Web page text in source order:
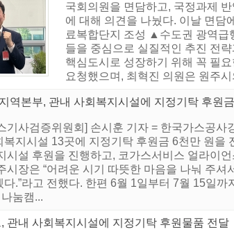
국회의원을 면담하고, 국정과제
에 대해 의견을 나눴다. 이날 면담
료복합단지 조성 ▲수도권 광역
들을 중심으로 실질적인 추진 전
핵심도시로 성장하기 위해 꼭 필
요청했으며, 최혁진 의원은 원주
역본부, 관내 사회복지시설에 지정기탁 후원
기사검증위원회] 손시훈 기자 = 한국가스공
지시설 13곳에 지정기탁 후원금 6천만 원을
시설 후원을 진행하고, 코가스서비스 얼라이
시장은 “어려운 시기 따뜻한 마음을 나눠 주
.”라고 전했다. 한편 6월 1일부터 7월 15일까
눔캠...
관내 사회복지시설에 지정기탁 후원물품 전달